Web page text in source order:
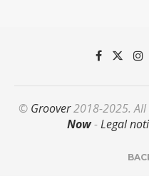
© Groover2018-2025. All
Now-Legal